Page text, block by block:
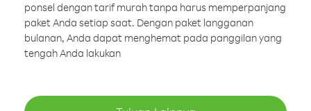
ponsel dengan tarif murah tanpa harus memperpanjang
paket Anda setiap saat. Dengan paket langganan
bulanan, Anda dapat menghemat pada panggilan yang
tengah Anda lakukan